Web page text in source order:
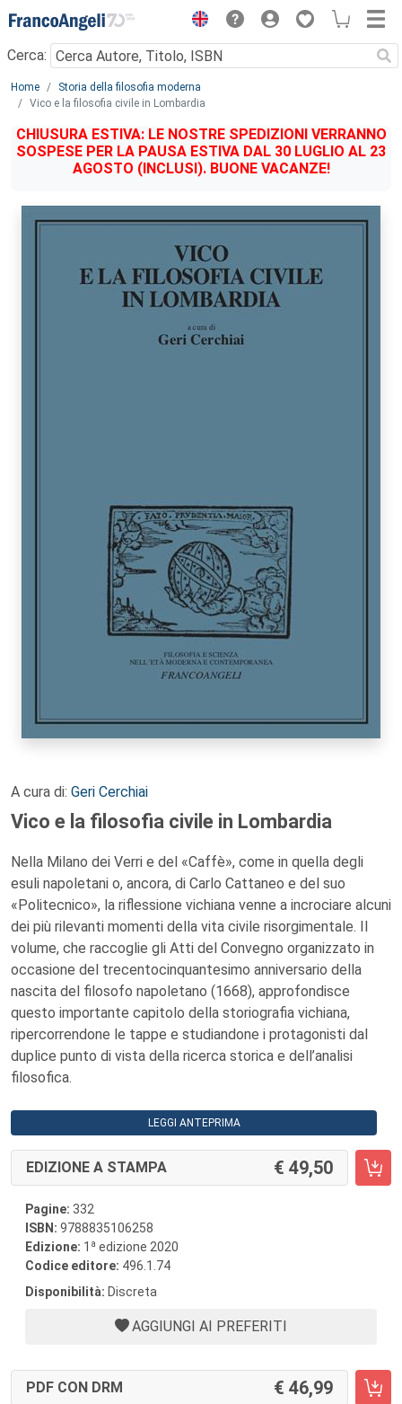
Menu
Cerca:
Main content
Home
Storia della filosofia moderna
Vico e la filosofia civile in Lombardia
CHIUSURA ESTIVA: LE NOSTRE SPEDIZIONI VERRANNO
SOSPESE PER LA PAUSA ESTIVA DAL 30 LUGLIO AL 23
AGOSTO (INCLUSI). BUONE VACANZE!
A cura di: Geri Cerchiai
Vico e la filosofia civile in Lombardia
Nella Milano dei Verri e del «Caffè», come in quella degli
esuli napoletani o, ancora, di Carlo Cattaneo e del suo
«Politecnico», la riflessione vichiana venne a incrociare alcuni
dei più rilevanti momenti della vita civile risorgimentale. Il
volume, che raccoglie gli Atti del Convegno organizzato in
occasione del trecentocinquantesimo anniversario della
nascita del filosofo napoletano (1668), approfondisce
questo importante capitolo della storiografia vichiana,
ripercorrendone le tappe e studiandone i protagonisti dal
duplice punto di vista della ricerca storica e dell’analisi
filosofica.
LEGGI ANTEPRIMA
EDIZIONE A STAMPA 49,50
Pagine: 332
ISBN: 9788835106258
Edizione: 1 a edizione 2020
Codice editore: 496.1.74
Disponibilità: Discreta
AGGIUNGI AI PREFERITI
PDF CON DRM 46,99